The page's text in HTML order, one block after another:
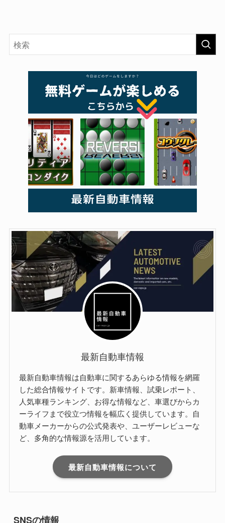
最新自動車情報
最新自動車情報は自動車に関するあらゆる情報を網羅
した総合情報サイトです。新車情報、試乗レポート、
人気車種ランキング、お得な情報など、車選びからカ
ーライフまで役立つ情報を幅広く提供しています。自
動車メーカーからの公式発表や、ユーザーレビューな
ど、多角的な情報源を活用しています。
最新自動車情報について
SNSの情報